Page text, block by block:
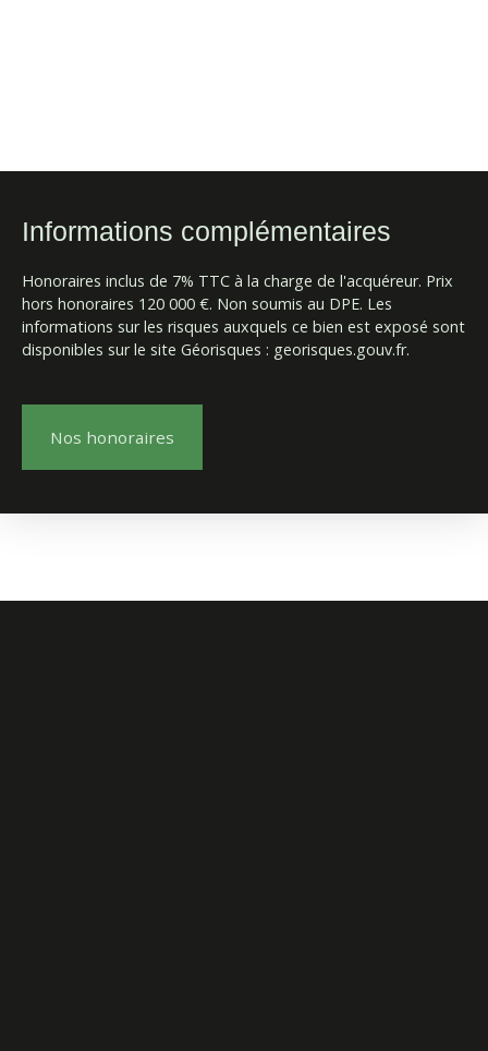
Informations complémentaires
Honoraires inclus de 7% TTC à la charge de l'acquéreur. Prix
hors honoraires 120 000 €. Non soumis au DPE. Les
informations sur les risques auxquels ce bien est exposé sont
disponibles sur le site Géorisques : georisques.gouv.fr.
Nos honoraires